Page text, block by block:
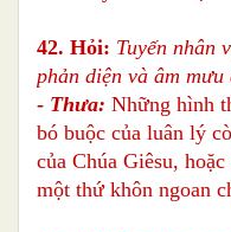
42. Hỏi: Tuyến nhân
phản diện và âm
- Thưa: Những hình
bó buộc của luân lý
của Chúa Giêsu,
một thứ khôn ngoan